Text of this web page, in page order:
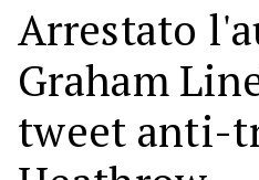
Arrestato
Graham
tweet anti-